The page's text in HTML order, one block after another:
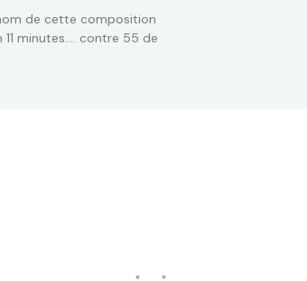
de cette composition
minutes…. contre 55 de